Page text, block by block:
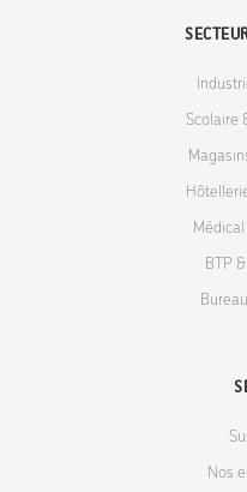
Scolaire
BTP
Nos